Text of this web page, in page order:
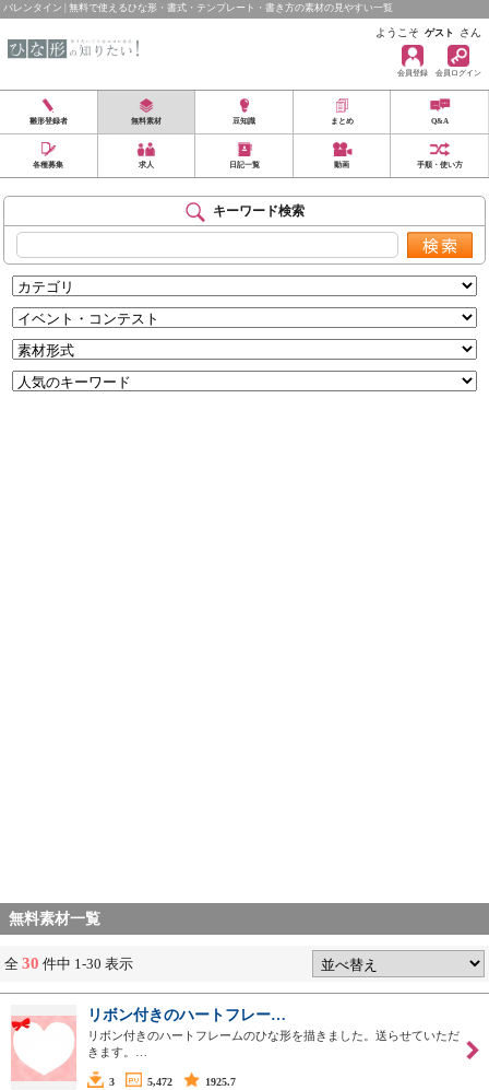
バレンタイン | 無料で使えるひな形・書式・テンプレート・書き方の素材の見やすい一覧
ようこそ ゲスト さん
会員登録 会員ログイン
雛形登録者 無料素材 豆知識 まとめ Q&A
各種募集 求人 日記一覧 動画 手順・使い方
キーワード検索
無料素材一覧
全 30 件中 1-30 表示
リボン付きのハートフレー…
リボン付きのハートフレームのひな形を描きました。送らせていただ
きます。…
3 5,472 1925.7